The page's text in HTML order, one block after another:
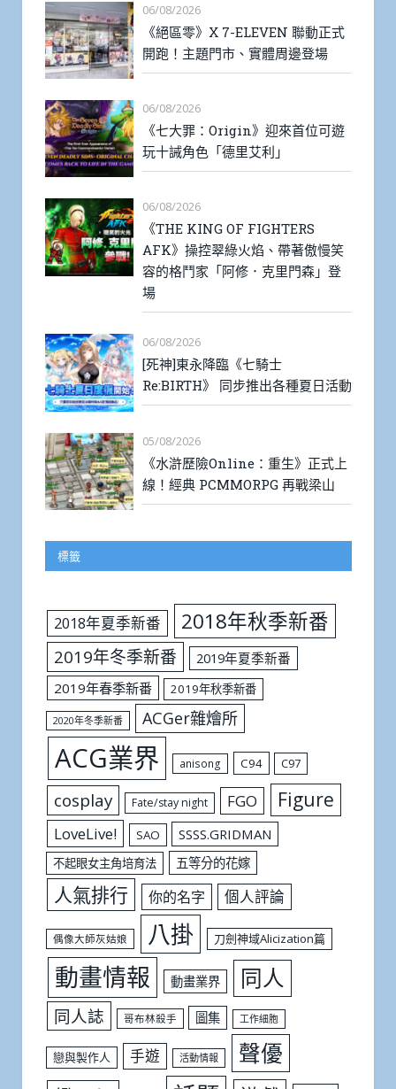
06/08/2026
《絕區零》X 7-ELEVEN 聯動正式
開跑！主題門市、實體周邊登場
06/08/2026
《七大罪：Origin》迎來首位可遊
玩十誡角色「德里艾利」
06/08/2026
《THE KING OF FIGHTERS
AFK》操控翠綠火焰、帶著傲慢笑
容的格鬥家「阿修．克里門森」登
場
06/08/2026
[死神]東永降臨《七騎士
Re:BIRTH》 同步推出各種夏日活動
05/08/2026
《水滸歷險Online：重生》正式上
線！經典 PCMMORPG 再戰梁山
標籤
2018年夏季新番 2018年秋季新番
2019年冬季新番
2019年夏季新番
2019年春季新番
2019年秋季新番
2020年冬季新番 ACGer雜燴所
ACG業界 anisong C94 C97
cosplay Fate/stay night FGO Figure
LoveLive! SAO SSSS.GRIDMAN
不起眼女主角培育法 五等分的花嫁
人氣排行 你的名字 個人評論
偶像大師灰姑娘 八掛 刀劍神域Alicization篇
動畫情報 動畫業界 同人
同人誌 哥布林殺手 圖集 工作細胞
戀與製作人 手遊 活動情報 聲優